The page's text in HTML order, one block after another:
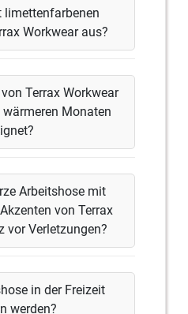
limettenfarbenen
Workwear aus?
Terrax Workwear
Monaten
Arbeitshose mit
von Terrax
vor Verletzungen?
in der Freizeit
werden?